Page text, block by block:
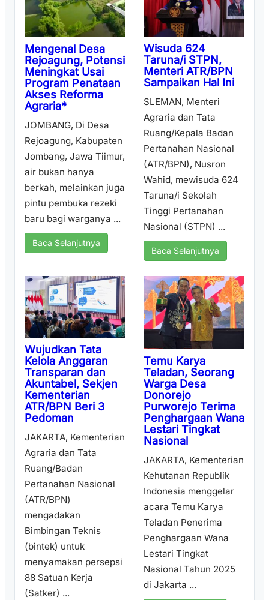
Mengenal Desa
Rejoagung, Potensi
Meningkat Usai
Program Penataan
Akses Reforma
Agraria*
JOMBANG, Di Desa
Rejoagung, Kabupaten
Jombang, Jawa Tiimur,
air bukan hanya
berkah, melainkan juga
pintu pembuka rezeki
baru bagi warganya ...
Baca Selanjutnya
Wisuda 624
Taruna/i STPN,
Menteri ATR/BPN
Sampaikan Hal Ini
SLEMAN, Menteri
Agraria dan Tata
Ruang/Kepala Badan
Pertanahan Nasional
(ATR/BPN), Nusron
Wahid, mewisuda 624
Taruna/i Sekolah
Tinggi Pertanahan
Nasional (STPN) ...
Baca Selanjutnya
Wujudkan Tata
Kelola Anggaran
Transparan dan
Akuntabel, Sekjen
Kementerian
ATR/BPN Beri 3
Pedoman
JAKARTA, Kementerian
Agraria dan Tata
Ruang/Badan
Pertanahan Nasional
(ATR/BPN)
mengadakan
Bimbingan Teknis
(bintek) untuk
menyamakan persepsi
88 Satuan Kerja
(Satker) ...
Temu Karya
Teladan, Seorang
Warga Desa
Donorejo
Purworejo Terima
Penghargaan Wana
Lestari Tingkat
Nasional
JAKARTA, Kementerian
Kehutanan Republik
Indonesia menggelar
acara Temu Karya
Teladan Penerima
Penghargaan Wana
Lestari Tingkat
Nasional Tahun 2025
di Jakarta ...